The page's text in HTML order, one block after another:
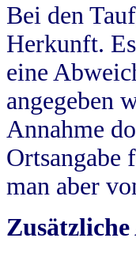
Bei den
Herkunft.
eine
angegeben
Annahme
Ortsangabe
man aber